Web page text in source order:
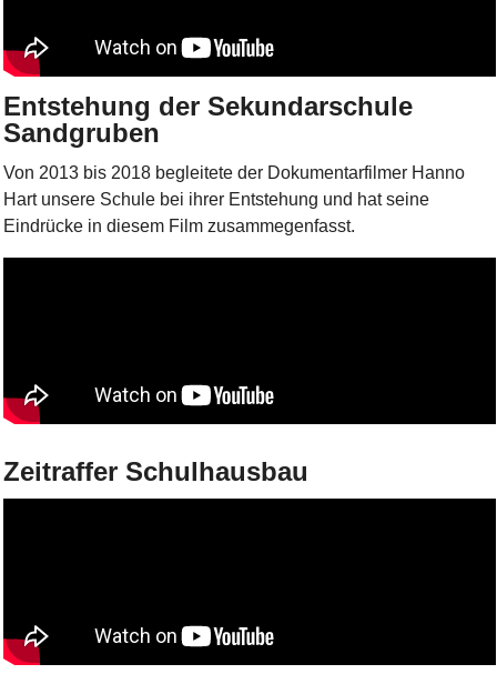
Entstehung der Sekundarschule
Sandgruben
Von 2013 bis 2018 begleitete der Dokumentarfilmer Hanno
Hart unsere Schule bei ihrer Entstehung und hat seine
Eindrücke in diesem Film zusammegenfasst.
Zeitraffer Schulhausbau